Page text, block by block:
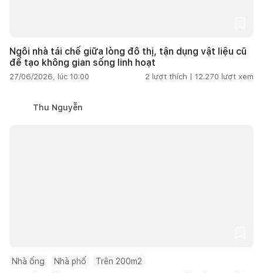
Ngôi nhà tái chế giữa lòng đô thị, tận dụng vật liệu cũ
để tạo không gian sống linh hoạt
27/06/2026, lúc 10:00 2 lượt thích | 12.270 lượt xem
Thu Nguyễn
Nhà ống Nhà phố Trên 200m2